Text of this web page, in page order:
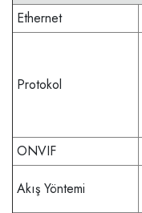
Ethernet
Protokol
ONVIF
Akış Yöntemi